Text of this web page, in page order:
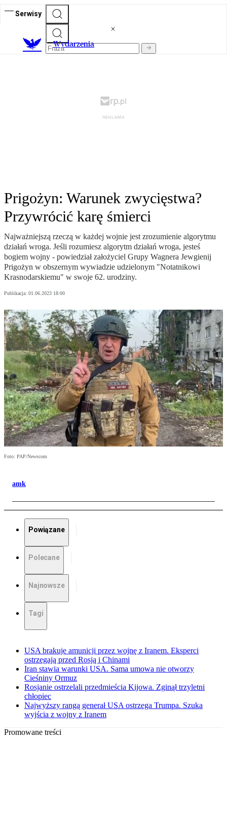
Serwisy
Wydarzenia
Prigożyn: Warunek zwycięstwa?
Przywrócić karę śmierci
Najważniejszą rzeczą w każdej wojnie jest zrozumienie algorytmu
działań wroga. Jeśli rozumiesz algorytm działań wroga, jesteś
bogiem wojny - powiedział założyciel Grupy Wagnera Jewgienij
Prigożyn w obszernym wywiadzie udzielonym "Notatnikowi
Krasnodarskiemu" w swoje 62. urodziny.
Publikacja: 01.06.2023 18:00
Foto: PAP/Newscom
amk
Powiązane
Polecane
Najnowsze
Tagi
USA brakuje amunicji przez wojnę z Iranem. Eksperci
ostrzegają przed Rosją i Chinami
Iran stawia warunki USA. Sama umowa nie otworzy
Cieśniny Ormuz
Rosjanie ostrzelali przedmieścia Kijowa. Zginął trzyletni
chłopiec
Najwyższy rangą generał USA ostrzega Trumpa. Szuka
wyjścia z wojny z Iranem
Promowane treści